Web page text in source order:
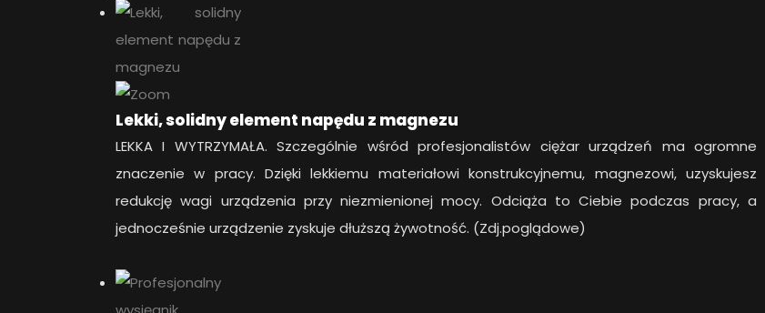
Lekki, solidny element napędu z magnezu
LEKKA I WYTRZYMAŁA. Szczególnie wśród profesjonalistów ciężar urządzeń ma ogromne
znaczenie w pracy. Dzięki lekkiemu materiałowi konstrukcyjnemu, magnezowi, uzyskujesz
redukcję wagi urządzenia przy niezmienionej mocy. Odciąża to Ciebie podczas pracy, a
jednocześnie urządzenie zyskuje dłuższą żywotność. (Zdj.poglądowe)